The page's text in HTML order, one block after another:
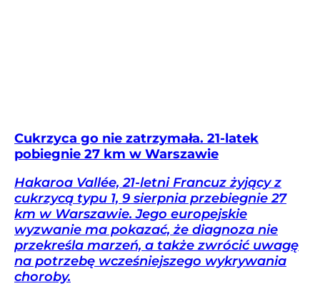
Cukrzyca go nie zatrzymała. 21-latek
pobiegnie 27 km w Warszawie
Hakaroa Vallée, 21-letni Francuz żyjący z
cukrzycą typu 1, 9 sierpnia przebiegnie 27
km w Warszawie. Jego europejskie
wyzwanie ma pokazać, że diagnoza nie
przekreśla marzeń, a także zwrócić uwagę
na potrzebę wcześniejszego wykrywania
choroby.